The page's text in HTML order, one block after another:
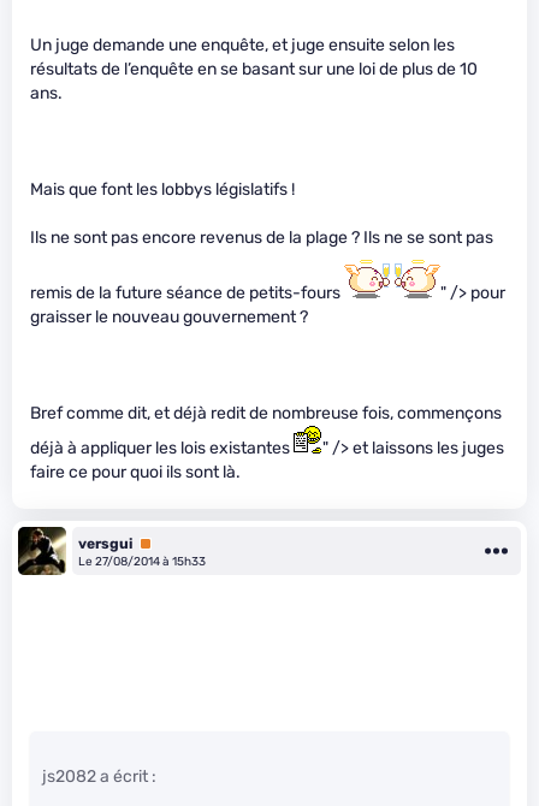
Un juge demande une enquête, et juge ensuite selon les
résultats de l’enquête en se basant sur une loi de plus de 10
ans.
Mais que font les lobbys législatifs !
Ils ne sont pas encore revenus de la plage ? Ils ne se sont pas
remis de la future séance de petits-fours
" /> pour
graisser le nouveau gouvernement ?
Bref comme dit, et déjà redit de nombreuse fois, commençons
déjà à appliquer les lois existantes
" /> et laissons les juges
faire ce pour quoi ils sont là.
versgui Premium
Le 27/08/2014 à 15h33
js2082 a écrit :